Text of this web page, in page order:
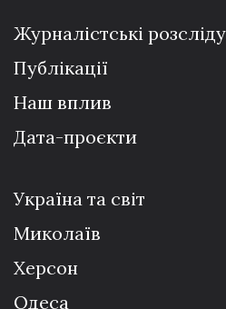
Журналістські
Публікації
Наш вплив
Дата-проєкти
Україна та світ
Миколаїв
Херсон
Одеса